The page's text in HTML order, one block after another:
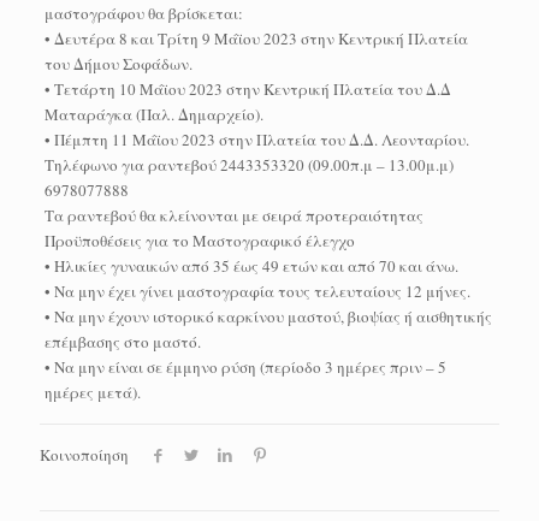
μαστογράφου θα βρίσκεται:
• Δευτέρα 8 και Τρίτη 9 Μάϊου 2023 στην Κεντρική Πλατεία
του Δήμου Σοφάδων.
• Τετάρτη 10 Μάϊου 2023 στην Κεντρική Πλατεία του Δ.Δ
Ματαράγκα (Παλ. Δημαρχείο).
• Πέμπτη 11 Μάϊου 2023 στην Πλατεία του Δ.Δ. Λεονταρίου.
Τηλέφωνο για ραντεβού 2443353320 (09.00π.μ – 13.00μ.μ)
6978077888
Τα ραντεβού θα κλείνονται με σειρά προτεραιότητας
Προϋποθέσεις για το Μαστογραφικό έλεγχο
• Ηλικίες γυναικών από 35 έως 49 ετών και από 70 και άνω.
• Να μην έχει γίνει μαστογραφία τους τελευταίους 12 μήνες.
• Να μην έχουν ιστορικό καρκίνου μαστού, βιοψίας ή αισθητικής
επέμβασης στο μαστό.
• Να μην είναι σε έμμηνο ρύση (περίοδο 3 ημέρες πριν – 5
ημέρες μετά).
Κοινοποίηση